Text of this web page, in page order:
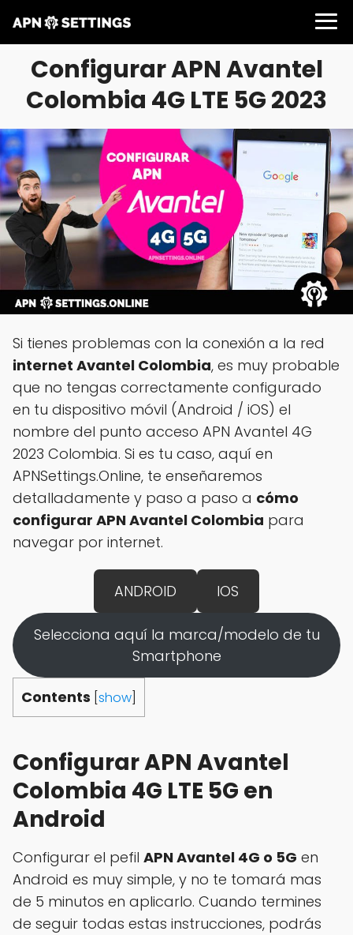
Configurar APN Avantel
Colombia 4G LTE 5G 2023
Si tienes problemas con la conexión a la red
internet Avantel Colombia, es muy probable
que no tengas correctamente configurado
en tu dispositivo móvil (Android / iOS) el
nombre del punto acceso APN Avantel 4G
2023 Colombia. Si es tu caso, aquí en
APNSettings.Online, te enseñaremos
detalladamente y paso a paso a cómo
configurar APN Avantel Colombia para
navegar por internet.
ANDROID IOS
Selecciona aquí la marca/modelo de tu
Smartphone
Contents show
Configurar APN Avantel
Colombia 4G LTE 5G en
Android
Configurar el pefil APN Avantel 4G o 5G en
Android es muy simple, y no te tomará mas
de 5 minutos en aplicarlo. Cuando termines
de seguir todas estas instrucciones, podrás